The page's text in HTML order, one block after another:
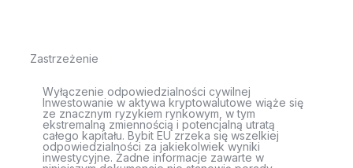
Zastrzeżenie
Wyłączenie odpowiedzialności cywilnej
Inwestowanie w aktywa kryptowalutowe wiąże się
ze znacznym ryzykiem rynkowym, w tym
ekstremalną zmiennością i potencjalną utratą
całego kapitału. Bybit EU zrzeka się wszelkiej
odpowiedzialności za jakiekolwiek wyniki
inwestycyjne. Żadne informacje zawarte w